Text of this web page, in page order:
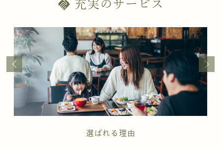
handshake 充実のサービス
選ばれる理由